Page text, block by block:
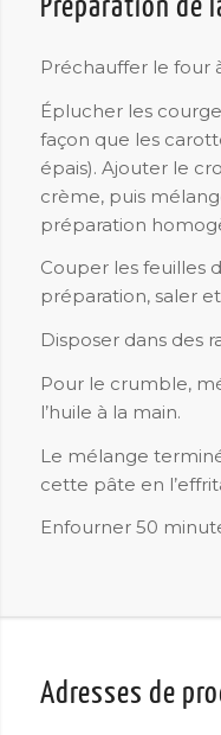
Préparation de
Préchauffer le four
Éplucher les
façon que les
épais). Ajouter le
crème, puis
préparation
Couper les feuilles
préparation, saler
Disposer dans des
Pour le crumble,
l’huile à la main.
Le mélange
cette pâte en
Enfourner 50
Adresses de